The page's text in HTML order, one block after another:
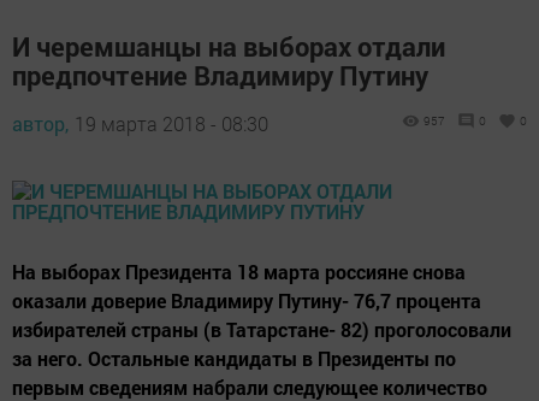
И черемшанцы на выборах отдали
предпочтение Владимиру Путину
автор, 19 марта 2018 - 08:30 957 0 0
На выборах Президента 18 марта россияне снова
оказали доверие Владимиру Путину- 76,7 процента
избирателей страны (в Татарстане- 82) проголосовали
за него. Остальные кандидаты в Президенты по
первым сведениям набрали следующее количество